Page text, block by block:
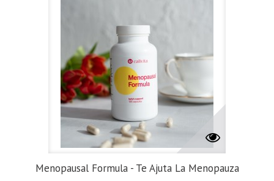
Menopausal Formula - Te Ajuta La Menopauza